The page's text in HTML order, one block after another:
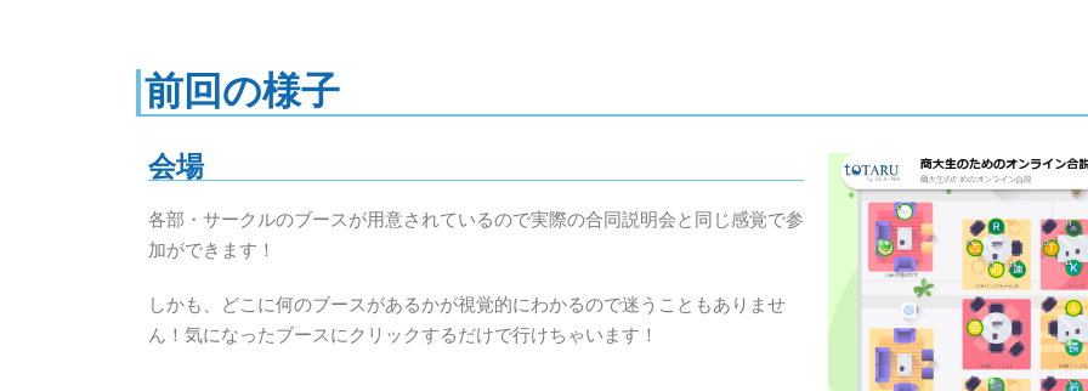
前回の様子
会場
各部・サークルのブースが用意されているので実際の合同説明会と同じ感覚で参
加ができます！
しかも、どこに何のブースがあるかが視覚的にわかるので迷うこともありませ
ん！気になったブースにクリックするだけで行けちゃいます！